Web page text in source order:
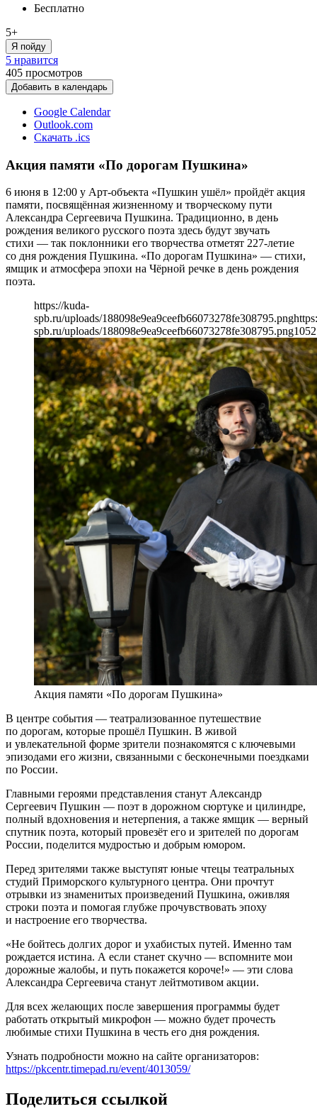
Бесплатно
5+
Я пойду
5 нравится
405 просмотров
Добавить в календарь
Google Calendar
Outlook.com
Скачать .ics
Акция памяти «По дорогам Пушкина»
6 июня в 12:00 у Арт‑объекта «Пушкин ушёл» пройдёт акция
памяти, посвящённая жизненному и творческому пути
Александра Сергеевича Пушкина. Традиционно, в день
рождения великого русского поэта здесь будут звучать
стихи — так поклонники его творчества отметят 227-летие
со дня рождения Пушкина. «По дорогам Пушкина» — стихи,
ямщик и атмосфера эпохи на Чёрной речке в день рождения
поэта.
https://kuda-
spb.ru/uploads/188098e9ea9ceefb66073278fe308795.png
spb.ru/uploads/188098e9ea9ceefb66073278fe308795.png1052
Акция памяти «По дорогам Пушкина»
В центре события — театрализованное путешествие
по дорогам, которые прошёл Пушкин. В живой
и увлекательной форме зрители познакомятся с ключевыми
эпизодами его жизни, связанными с бесконечными поездками
по России.
Главными героями представления станут Александр
Сергеевич Пушкин — поэт в дорожном сюртуке и цилиндре,
полный вдохновения и нетерпения, а также ямщик — верный
спутник поэта, который провезёт его и зрителей по дорогам
России, поделится мудростью и добрым юмором.
Перед зрителями также выступят юные чтецы театральных
студий Приморского культурного центра. Они прочтут
отрывки из знаменитых произведений Пушкина, оживляя
строки поэта и помогая глубже прочувствовать эпоху
и настроение его творчества.
«Не бойтесь долгих дорог и ухабистых путей. Именно там
рождается истина. А если станет скучно — вспомните мои
дорожные жалобы, и путь покажется короче!» — эти слова
Александра Сергеевича станут лейтмотивом акции.
Для всех желающих после завершения программы будет
работать открытый микрофон — можно будет прочесть
любимые стихи Пушкина в честь его дня рождения.
Узнать подробности можно на сайте организаторов:
https://pkcentr.timepad.ru/event/4013059/
Поделиться ссылкой